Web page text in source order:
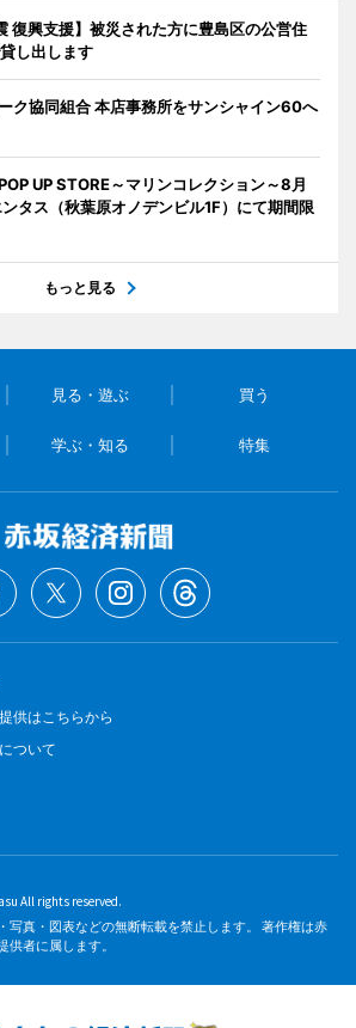
復興支援】被災された方に豊島区の公営住
し出します
ク協同組合 本店事務所をサンシャイン60へ
UP STORE～マリンコレクション～8月
タス（秋葉原オノデンビル1F）にて期間限
もっと見る
見る・遊ぶ 買う
学ぶ・知る 特集
供はこちらから
ついて
All rights reserved.
写真・図表などの無断転載を禁止します。 著作権は赤
者に属します。